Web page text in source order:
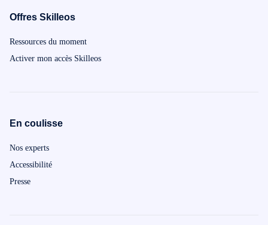
Offres Skilleos
Ressources du moment
Activer mon accès Skilleos
En coulisse
Nos experts
Accessibilité
Presse